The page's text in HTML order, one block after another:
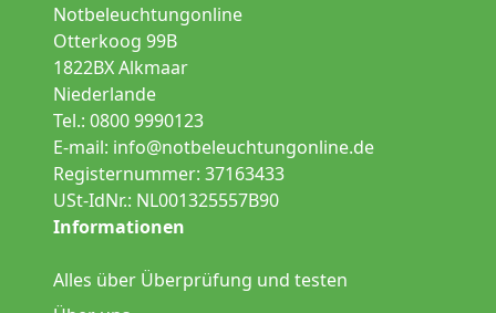
Notbeleuchtungonline
Otterkoog 99B
1822BX Alkmaar
Niederlande
Tel.: 0800 9990123
E-mail: info@notbeleuchtungonline.de
Registernummer: 37163433
USt-IdNr.: NL001325557B90
Informationen
Alles über Überprüfung und testen